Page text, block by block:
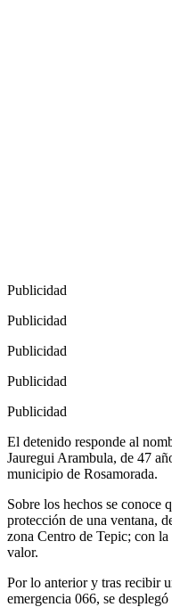
Publicidad
Publicidad
Publicidad
Publicidad
Publicidad
El detenido responde al
Jauregui Arambula, de 47
municipio de Rosamorada.
Sobre los hechos se conoce
protección de una ventana,
zona Centro de Tepic; con
valor.
Por lo anterior y tras recibir
emergencia 066, se